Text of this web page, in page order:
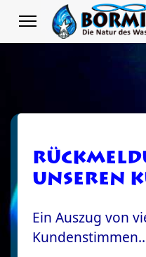
unseren
Ein Auszug von